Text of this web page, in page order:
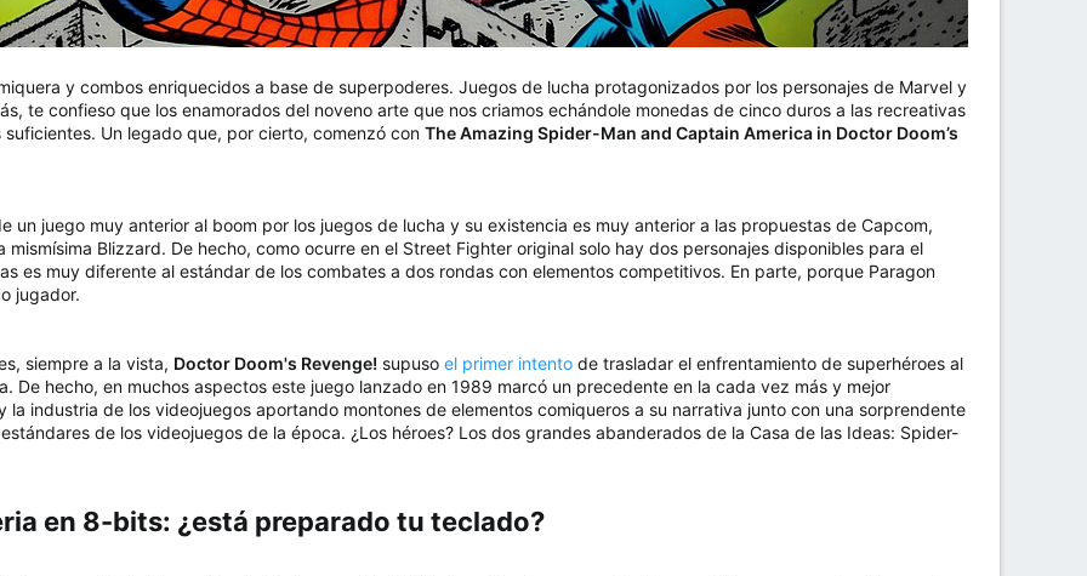
y combos enriquecidos a base de superpoderes. Juegos de lucha protagonizados por los personajes de Marvel y
te confieso que los enamorados del noveno arte que nos criamos echándole monedas de cinco duros a las recreativas
Un legado que, por cierto, comenzó con The Amazing Spider-Man and Captain America in Doctor Doom’s
un juego muy anterior al boom por los juegos de lucha y su existencia es muy anterior a las propuestas de Capcom,
mismísima Blizzard. De hecho, como ocurre en el Street Fighter original solo hay dos personajes disponibles para el
es muy diferente al estándar de los combates a dos rondas con elementos competitivos. En parte, porque Paragon
jugador.
siempre a la vista, Doctor Doom's Revenge! supuso el primer intento de trasladar el enfrentamiento de superhéroes al
De hecho, en muchos aspectos este juego lanzado en 1989 marcó un precedente en la cada vez más y mejor
la industria de los videojuegos aportando montones de elementos comiqueros a su narrativa junto con una sorprendente
de los videojuegos de la época. ¿Los héroes? Los dos grandes abanderados de la Casa de las Ideas: Spider-
en 8-bits: ¿está preparado tu teclado?​